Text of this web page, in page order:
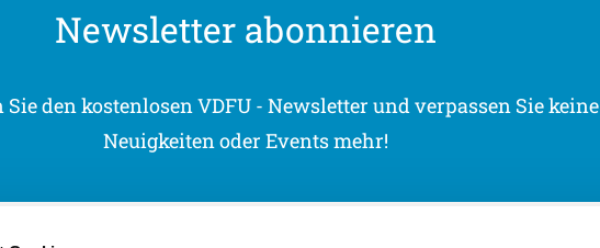
Newsletter abonnieren
den kostenlosen VDFU - Newsletter und verpassen Sie keine
Neuigkeiten oder Events mehr!